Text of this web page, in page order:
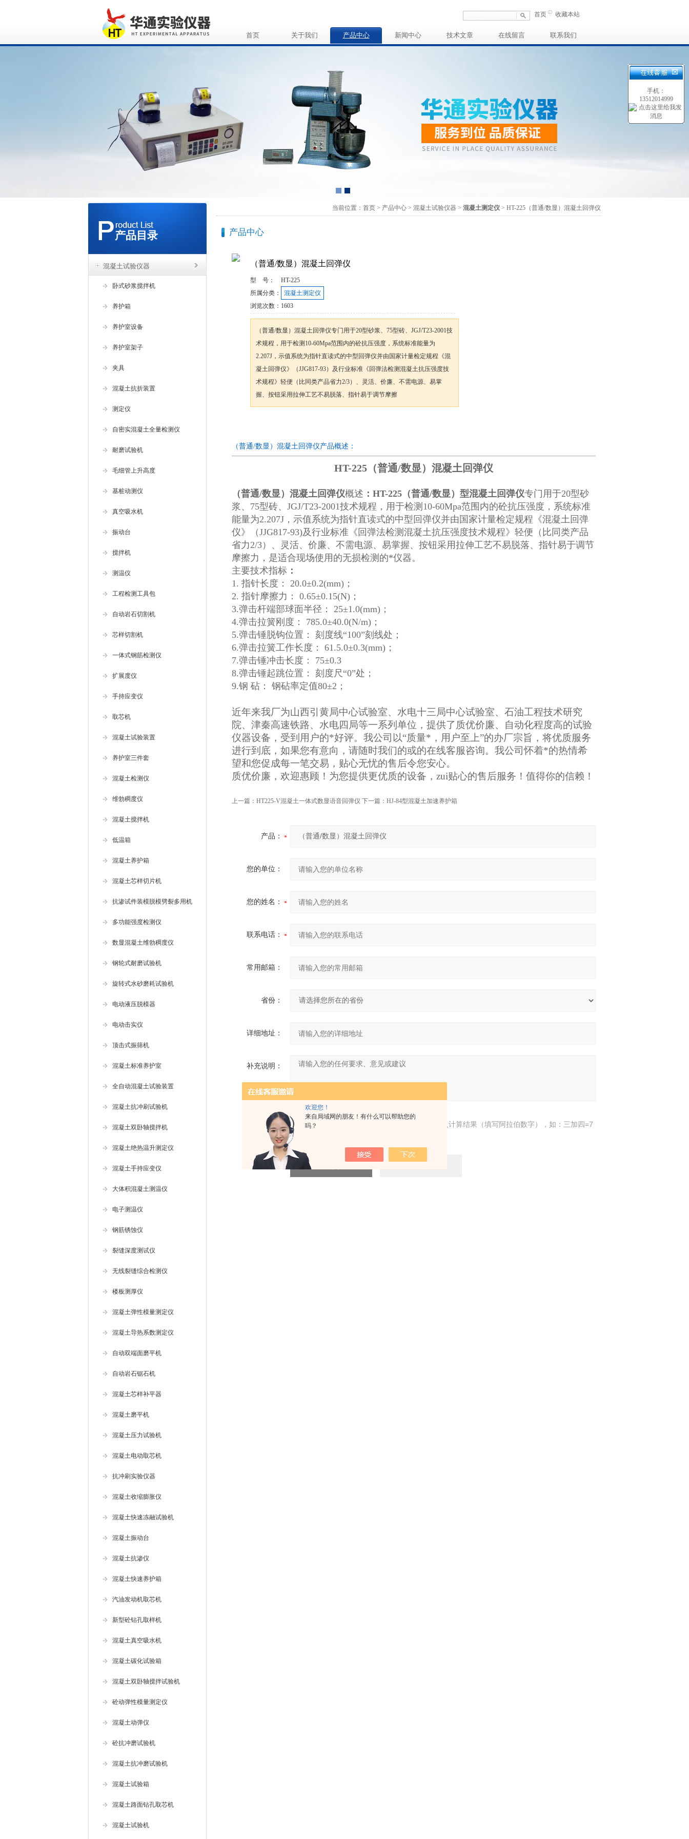
欢迎您！
来自局域网的朋友！有什么可以帮助您的
吗？
首页 收藏本站
首页 关于我们 产品中心 新闻中心 技术文章 在线留言 联系我们
产品目录
混凝土试验仪器
卧式砂浆搅拌机
养护箱
养护室设备
养护室架子
夹具
混凝土抗折装置
测定仪
自密实混凝土全量检测仪
耐磨试验机
毛细管上升高度
基桩动测仪
真空吸水机
振动台
搅拌机
测温仪
工程检测工具包
自动岩石切割机
芯样切割机
一体式钢筋检测仪
扩展度仪
手持应变仪
取芯机
混凝土试验装置
养护室三件套
混凝土检测仪
维勃稠度仪
混凝土搅拌机
低温箱
混凝土养护箱
混凝土芯样切片机
抗渗试件装模脱模劈裂多用机
多功能强度检测仪
数显混凝土维勃稠度仪
钢轮式耐磨试验机
旋转式水砂磨耗试验机
电动液压脱模器
电动击实仪
顶击式振筛机
混凝土标准养护室
全自动混凝土试验装置
混凝土抗冲刷试验机
混凝土双卧轴搅拌机
混凝土绝热温升测定仪
混凝土手持应变仪
大体积混凝土测温仪
电子测温仪
钢筋锈蚀仪
裂缝深度测试仪
无线裂缝综合检测仪
楼板测厚仪
混凝土弹性模量测定仪
混凝土导热系数测定仪
自动双端面磨平机
自动岩石锯石机
混凝土芯样补平器
混凝土磨平机
混凝土压力试验机
混凝土电动取芯机
抗冲刷实验仪器
混凝土收缩膨胀仪
混凝土快速冻融试验机
混凝土振动台
混凝土抗渗仪
混凝土快速养护箱
汽油发动机取芯机
新型砼钻孔取样机
混凝土真空吸水机
混凝土碳化试验箱
混凝土双卧轴搅拌试验机
砼动弹性模量测定仪
混凝土动弹仪
砼抗冲磨试验机
混凝土抗冲磨试验机
混凝土试验箱
混凝土路面钻孔取芯机
混凝土试验机
当前位置： 首页 > 产品中心 > 混凝土试验仪器 > 混凝土测定仪 > HT-225（普通/数显）混凝土回弹仪
产品中心
（普通/数显）混凝土回弹仪
型 号：
HT-225
所属分类：
混凝土测定仪
浏览次数： 1603
（普通/数显）混凝土回弹仪专门用于20型砂浆、75型砖、JGJ/T23-2001技
术规程，用于检测10-60Mpa范围内的砼抗压强度，系统标准能量为
2.207J，示值系统为指针直读式的中型回弹仪并由国家计量检定规程《混
凝土回弹仪》（JJG817-93）及行业标准《回弹法检测混凝土抗压强度技
术规程》轻便（比同类产品省力2/3）、灵活、价廉、不需电源、易掌
握、按钮采用拉伸工艺不易脱落、指针易于调节摩擦
（普通/数显）混凝土回弹仪产品概述：
HT-225 （普通/数显）混凝土回弹仪
（普通/数显）混凝土回弹仪概述 ：HT-225 （普通/数显）型混凝土回弹仪专门用于20型砂
浆、75型砖、JGJ/T23-2001技术规程，用于检测10-60Mpa范围内的砼抗压强度，系统标准
能量为2.207J，示值系统为指针直读式的中型回弹仪并由国家计量检定规程《混凝土回弹
仪》（JJG817-93)及行业标准《回弹法检测混凝土抗压强度技术规程》轻便（比同类产品
省力2/3）、灵活、价廉、不需电源、易掌握、按钮采用拉伸工艺不易脱落、指针易于调节
摩擦力，是适合现场使用的无损检测的*仪器。
主要技术指标 ：
1. 指针长度： 20.0±0.2(mm)；
2. 指针摩擦力： 0.65±0.15(N)；
3.弹击杆端部球面半径： 25±1.0(mm)；
4.弹击拉簧刚度： 785.0±40.0(N/m)；
5.弹击锤脱钩位置： 刻度线“100”刻线处；
6.弹击拉簧工作长度： 61.5.0±0.3(mm)；
7.弹击锤冲击长度： 75±0.3
8.弹击锤起跳位置： 刻度尺“0”处；
9.钢 砧： 钢砧率定值80±2；
近年来我厂为山西引黄局中心试验室、水电十三局中心试验室、石油工程技术研究
院、津秦高速铁路、水电四局等一系列单位，提供了质优价廉、自动化程度高的试验
仪器设备，受到用户的*好评。我公司以“质量*，用户至上”的办厂宗旨，将优质服务
进行到底，如果您有意向，请随时我们的或的在线客服咨询。我公司怀着*的热情希
望和您促成每一笔交易，贴心无忧的售后令您安心。
质优价廉，欢迎惠顾！为您提供更优质的设备，zui贴心的售后服务！值得你的信赖！
上一篇： HT225-V混凝土一体式数显语音回弹仪 下一篇： HJ-84型混凝土加速养护箱
产品：
您的单位：
您的姓名：
联系电话：
常用邮箱：
省份：
详细地址：
补充说明：
验证码： 请输入计算结果（填写阿拉伯数字），如：三加四=7
手机：
13512014999